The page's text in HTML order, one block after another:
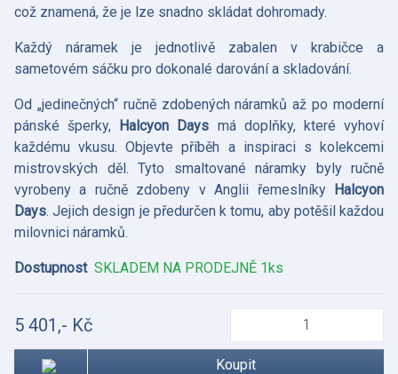
což znamená, že je lze snadno skládat dohromady.
Každý náramek je jednotlivě zabalen v krabičce a
sametovém sáčku pro dokonalé darování a skladování.
Od „jedinečných“ ručně zdobených náramků až po moderní
pánské šperky, Halcyon Days má doplňky, které vyhoví
každému vkusu. Objevte příběh a inspiraci s kolekcemi
mistrovských děl. Tyto smaltované náramky byly ručně
vyrobeny a ručně zdobeny v Anglii řemeslníky Halcyon
Days. Jejich design je předurčen k tomu, aby potěšil každou
milovnici náramků.
Dostupnost SKLADEM NA PRODEJNĚ 1ks
5 401,- Kč
Koupit